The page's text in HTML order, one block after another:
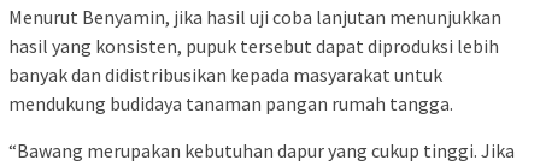
Menurut Benyamin, jika hasil uji coba lanjutan menunjukkan
hasil yang konsisten, pupuk tersebut dapat diproduksi lebih
banyak dan didistribusikan kepada masyarakat untuk
mendukung budidaya tanaman pangan rumah tangga.
“Bawang merupakan kebutuhan dapur yang cukup tinggi. Jika